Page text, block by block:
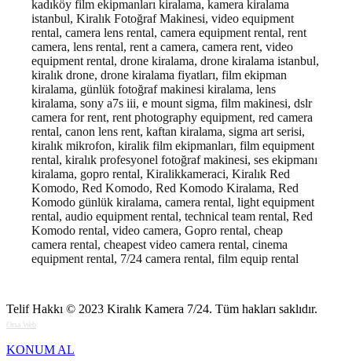
kadıköy film ekipmanları kiralama, kamera kiralama
istanbul, Kiralık Fotoğraf Makinesi, video equipment
rental, camera lens rental, camera equipment rental, rent
camera, lens rental, rent a camera, camera rent, video
equipment rental, drone kiralama, drone kiralama istanbul,
kiralık drone, drone kiralama fiyatları, film ekipman
kiralama, günlük fotoğraf makinesi kiralama, lens
kiralama, sony a7s iii, e mount sigma, film makinesi, dslr
camera for rent, rent photography equipment, red camera
rental, canon lens rent, kaftan kiralama, sigma art serisi,
kiralık mikrofon, kiralik film ekipmanları, film equipment
rental, kiralık profesyonel fotoğraf makinesi, ses ekipmanı
kiralama, gopro rental, Kiralikkameraci, Kiralık Red
Komodo, Red Komodo, Red Komodo Kiralama, Red
Komodo günlük kiralama, camera rental, light equipment
rental, audio equipment rental, technical team rental, Red
Komodo rental, video camera, Gopro rental, cheap
camera rental, cheapest video camera rental, cinema
equipment rental, 7/24 camera rental, film equip rental
Telif Hakkı © 2023 Kiralık Kamera 7/24. Tüm hakları saklıdır.
Orsa Web
KONUM AL